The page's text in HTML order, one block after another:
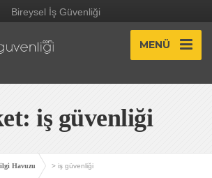
Bireysel İş Güvenliği
MENÜ
iş güvenliği
Havuzu > iş güvenliği